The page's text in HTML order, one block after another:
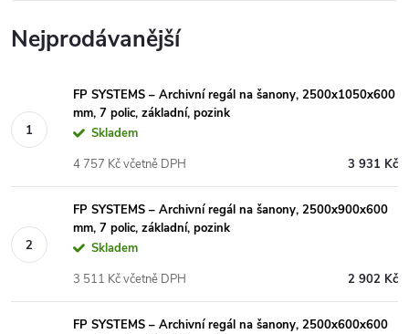
Nejprodávanější
FP SYSTEMS – Archivní regál na šanony, 2500x1050x600
mm, 7 polic, základní, pozink
Skladem
3 931 Kč
4 757 Kč včetně DPH
FP SYSTEMS – Archivní regál na šanony, 2500x900x600
mm, 7 polic, základní, pozink
Skladem
2 902 Kč
3 511 Kč včetně DPH
FP SYSTEMS – Archivní regál na šanony, 2500x600x600